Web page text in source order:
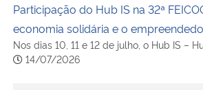
Participação do Hub IS na 32ª
economia solidária e o
Nos dias 10, 11 e 12 de julho, o Hub IS –
14/07/2026